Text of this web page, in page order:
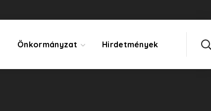
Önkormányzat Hirdetmények